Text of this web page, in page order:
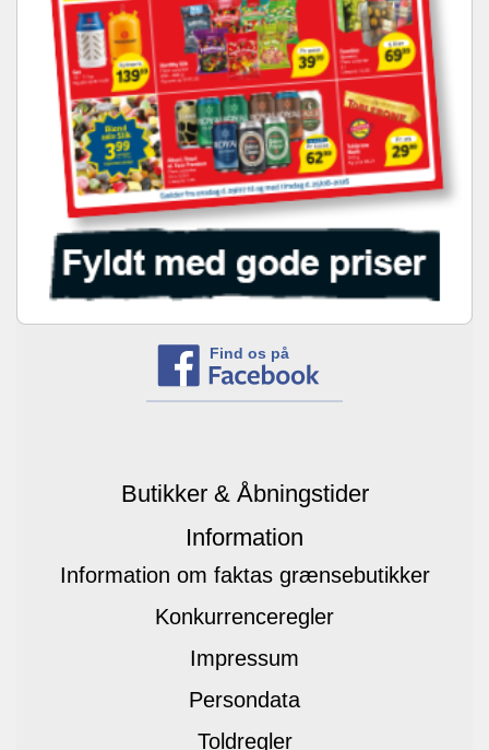
Find os på
Butikker & Åbningstider
Information
Information om faktas grænsebutikker
Konkurrenceregler
Impressum
Persondata
Toldregler